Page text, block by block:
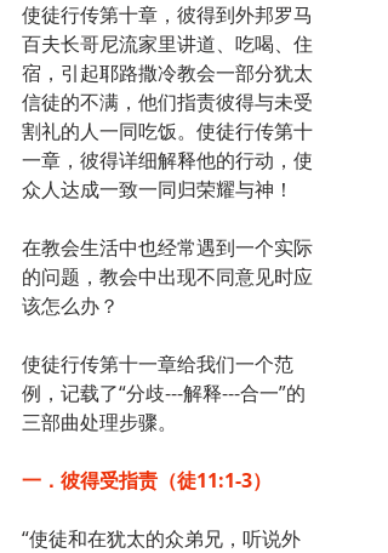
使徒行传第十章，彼得到外邦罗马
百夫长哥尼流家里讲道、吃喝、住
宿，引起耶路撒冷教会一部分犹太
信徒的不满，他们指责彼得与未受
割礼的人一同吃饭。使徒行传第十
一章，彼得详细解释他的行动，使
众人达成一致一同归荣耀与神！
在教会生活中也经常遇到一个实际
的问题，教会中出现不同意见时应
该怎么办？
使徒行传第十一章给我们一个范
例，记载了“分歧---解释---合一”的
三部曲处理步骤。
一．彼得受指责（徒11:1-3）
“使徒和在犹太的众弟兄，听说外